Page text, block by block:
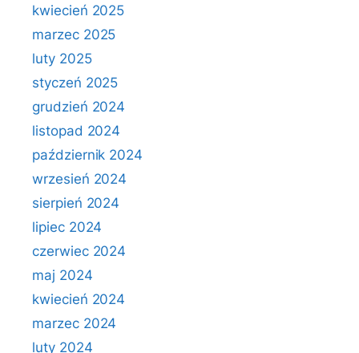
kwiecień 2025
marzec 2025
luty 2025
styczeń 2025
grudzień 2024
listopad 2024
październik 2024
wrzesień 2024
sierpień 2024
lipiec 2024
czerwiec 2024
maj 2024
kwiecień 2024
marzec 2024
luty 2024